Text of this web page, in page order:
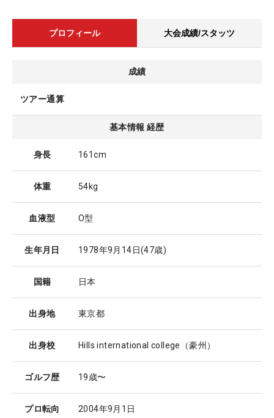
プロフィール 大会成績/スタッツ
成績
ツアー通算
基本情報 経歴
身長 161cm
体重 54kg
血液型 O型
生年月日 1978年9月14日(47歳)
国籍 日本
出身地 東京都
出身校 Hills international college（豪州）
ゴルフ歴 19歳〜
プロ転向 2004年9月1日